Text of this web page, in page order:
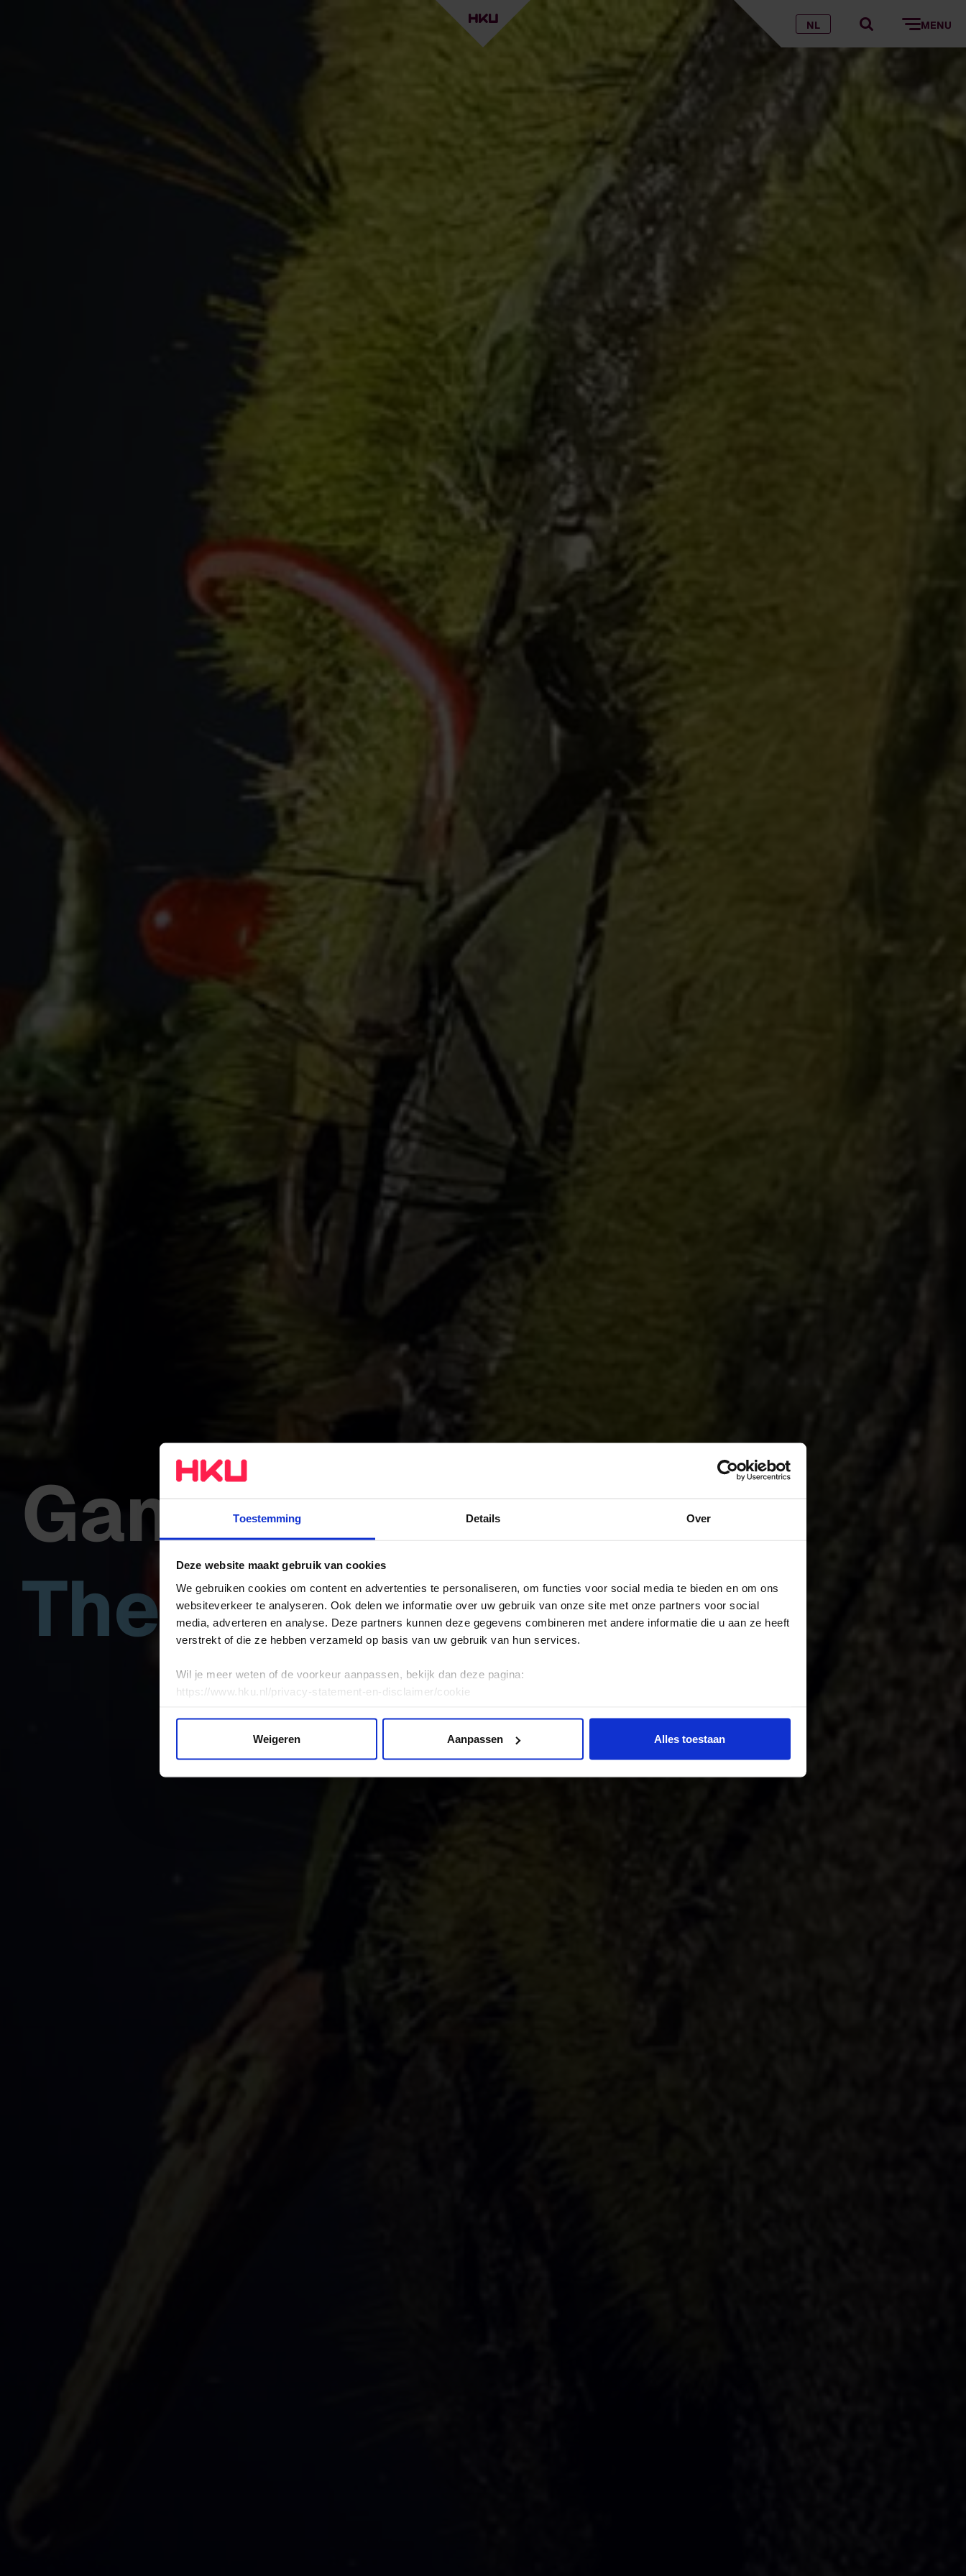
Toestemming Details Over
Deze website maakt gebruik van cookies
We gebruiken cookies om content en advertenties te personaliseren, om functies voor social media te bieden en om ons
websiteverkeer te analyseren. Ook delen we informatie over uw gebruik van onze site met onze partners voor social
media, adverteren en analyse. Deze partners kunnen deze gegevens combineren met andere informatie die u aan ze heeft
verstrekt of die ze hebben verzameld op basis van uw gebruik van hun services.
Wil je meer weten of de voorkeur aanpassen, bekijk dan deze pagina:
https://www.hku.nl/privacy-statement-en-disclaimer/cookie
Weigeren Aanpassen Alles toestaan
NL MENU
Game Art
The study